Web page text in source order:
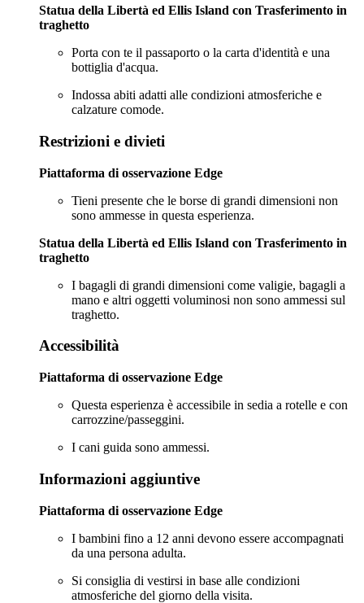
Statua della Libertà ed Ellis Island con Trasferimento in
traghetto
Porta con te il passaporto o la carta d'identità e una
bottiglia d'acqua.
Indossa abiti adatti alle condizioni atmosferiche e
calzature comode.
Restrizioni e divieti
Piattaforma di osservazione Edge
Tieni presente che le borse di grandi dimensioni non
sono ammesse in questa esperienza.
Statua della Libertà ed Ellis Island con Trasferimento in
traghetto
I bagagli di grandi dimensioni come valigie, bagagli a
mano e altri oggetti voluminosi non sono ammessi sul
traghetto.
Accessibilità
Piattaforma di osservazione Edge
Questa esperienza è accessibile in sedia a rotelle e con
carrozzine/passeggini.
I cani guida sono ammessi.
Informazioni aggiuntive
Piattaforma di osservazione Edge
I bambini fino a 12 anni devono essere accompagnati
da una persona adulta.
Si consiglia di vestirsi in base alle condizioni
atmosferiche del giorno della visita.